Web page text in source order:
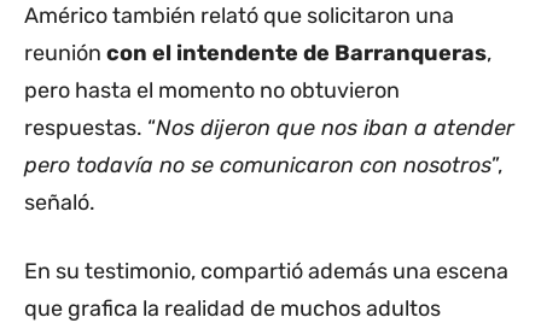
Américo también relató que solicitaron una
reunión con el intendente de Barranqueras,
pero hasta el momento no obtuvieron
respuestas. “Nos dijeron que nos iban a atender
pero todavía no se comunicaron con nosotros”,
señaló.
En su testimonio, compartió además una escena
que grafica la realidad de muchos adultos